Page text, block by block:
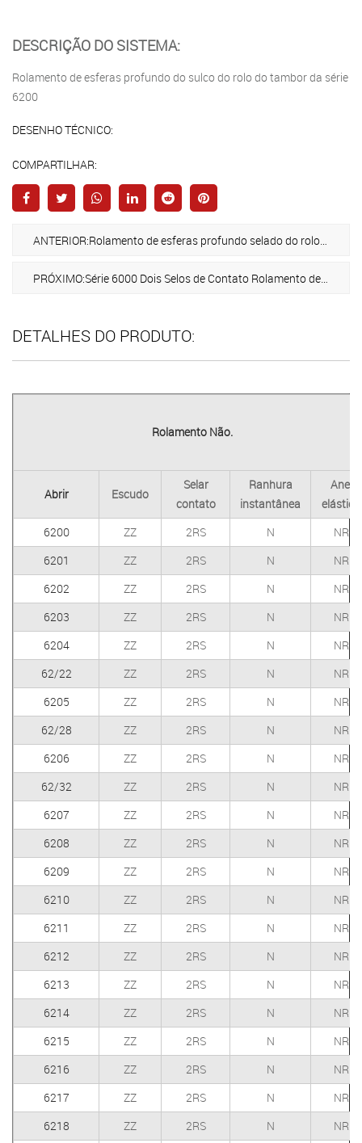
DESCRIÇÃO DO SISTEMA:
Rolamento de esferas profundo do sulco do rolo do tambor da série
6200
DESENHO TÉCNICO:
COMPARTILHAR:
ANTERIOR:Rolamento de esferas profundo selado do rolo esférico da série 6300 & 6400
PRÓXIMO:Série 6000 Dois Selos de Contato Rolamento de Esferas Profundo
DETALHES DO PRODUTO:
Rolamento Não.
Abrir Escudo
Selar
contato
Ranhura
instantânea
Anel
elástico
6200
ZZ 2RS N
NR
6201
ZZ 2RS N
NR
6202
ZZ 2RS N
NR
6203
ZZ 2RS N
NR
6204
ZZ 2RS N
NR
62/22
ZZ 2RS N
NR
6205
ZZ 2RS N
NR
62/28
ZZ 2RS N
NR
6206
ZZ 2RS N
NR
62/32
ZZ 2RS N
NR
6207
ZZ 2RS N
NR
6208
ZZ 2RS N
NR
6209
ZZ 2RS N
NR
6210
ZZ 2RS N
NR
6211
ZZ 2RS N
NR
6212
ZZ 2RS N
NR
6213
ZZ 2RS N
NR
6214
ZZ 2RS N
NR
6215
ZZ 2RS N
NR
6216
ZZ 2RS N
NR
6217
ZZ 2RS N
NR
6218
ZZ 2RS N
NR